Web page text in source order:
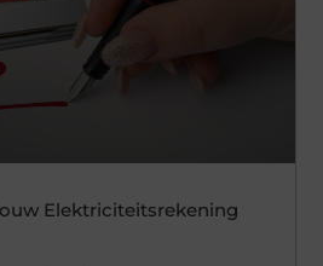
Elektriciteitsrekening